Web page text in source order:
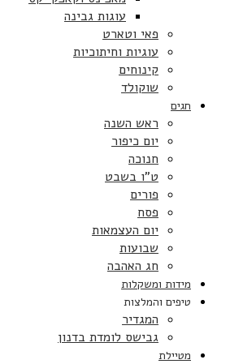
עוגות גבינה
פאי וטארט
עוגיות וחיתוכיות
קינוחים
שוקולד
חגים
ראש השנה
יום כיפור
חנוכה
ט”ו בשבט
פורים
פסח
יום העצמאות
שבועות
חג האהבה
מידות ומשקלות
טיפים והמלצות
המגדיר
גבישס לומדת בדנון
מטיילת